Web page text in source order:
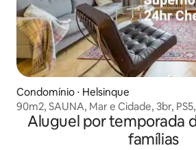
Condomínio ⋅ Helsinque
90m2, SAUNA, Mar e Cidade, 3br,
Aluguel por temporada
famílias